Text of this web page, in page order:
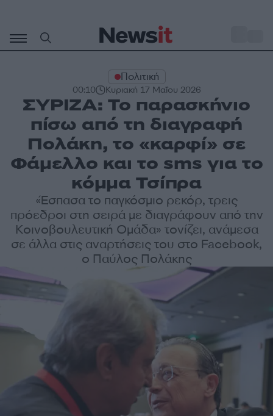
περιεχόμενο
Πολιτική
00:10 Κυριακή 17 Μαΐου 2026
ΣΥΡΙΖΑ: Το παρασκήνιο
πίσω από τη διαγραφή
Πολάκη, το «καρφί» σε
Φάμελλο και το sms για το
κόμμα Τσίπρα
«Έσπασα το παγκόσμιο ρεκόρ, τρεις
πρόεδροι στη σειρά με διαγράφουν από την
Κοινοβουλευτική Ομάδα» τονίζει, ανάμεσα
σε άλλα στις αναρτήσεις του στο Facebook,
ο Παύλος Πολάκης